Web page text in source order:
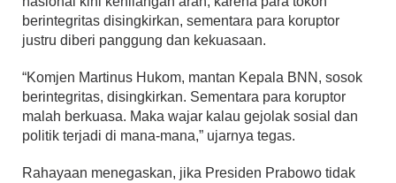
berintegritas disingkirkan, sementara para koruptor
justru diberi panggung dan kekuasaan.
“Komjen Martinus Hukom, mantan Kepala BNN, sosok
berintegritas, disingkirkan. Sementara para koruptor
malah berkuasa. Maka wajar kalau gejolak sosial dan
politik terjadi di mana-mana,” ujarnya tegas.
Rahayaan menegaskan, jika Presiden Prabowo tidak